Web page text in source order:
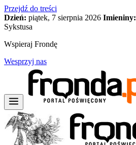
Przejdź do treści
Dzień: piątek, 7 sierpnia 2026 Imieniny:
Sykstusa
Wspieraj Frondę
Wesprzyj nas